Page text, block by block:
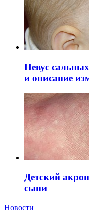
Невус
и описание
Детский
сыпи
Новости